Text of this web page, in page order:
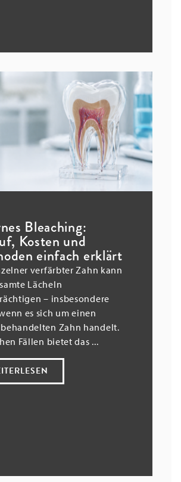
Bleaching:
Kosten und
einfach erklärt
verfärbter Zahn kann
Lächeln
– insbesondere
es sich um einen
Zahn handelt.
Fällen bietet das ...